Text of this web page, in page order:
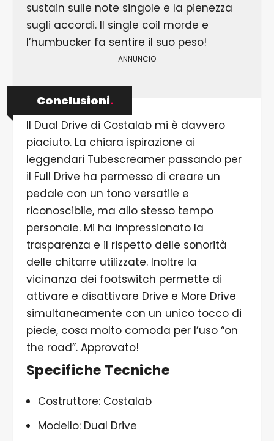
sustain sulle note singole e la pienezza
sugli accordi. Il single coil morde e
l’humbucker fa sentire il suo peso!
ANNUNCIO
Conclusioni.
Il Dual Drive di Costalab mi è davvero
piaciuto. La chiara ispirazione ai
leggendari Tubescreamer passando per
il Full Drive ha permesso di creare un
pedale con un tono versatile e
riconoscibile, ma allo stesso tempo
personale. Mi ha impressionato la
trasparenza e il rispetto delle sonorità
delle chitarre utilizzate. Inoltre la
vicinanza dei footswitch permette di
attivare e disattivare Drive e More Drive
simultaneamente con un unico tocco di
piede, cosa molto comoda per l’uso “on
the road”. Approvato!
Specifiche Tecniche
Costruttore: Costalab
Modello: Dual Drive